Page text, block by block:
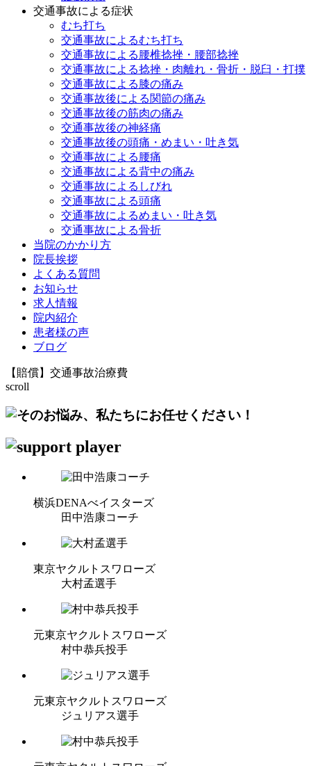
交通事故による症状
むち打ち
交通事故によるむち打ち
交通事故による腰椎捻挫・腰部捻挫
交通事故による捻挫・肉離れ・骨折・脱臼・打撲
交通事故による膝の痛み
交通事故後による関節の痛み
交通事故後の筋肉の痛み
交通事故後の神経痛
交通事故後の頭痛・めまい・吐き気
交通事故による腰痛
交通事故による背中の痛み
交通事故によるしびれ
交通事故による頭痛
交通事故によるめまい・吐き気
交通事故による骨折
当院のかかり方
院長挨拶
よくある質問
お知らせ
求人情報
院内紹介
患者様の声
ブログ
【賠償】交通事故治療費
scroll
横浜DENAべイスターズ
田中浩康コーチ
東京ヤクルトスワローズ
大村孟選手
元東京ヤクルトスワローズ
村中恭兵投手
元東京ヤクルトスワローズ
ジュリアス選手